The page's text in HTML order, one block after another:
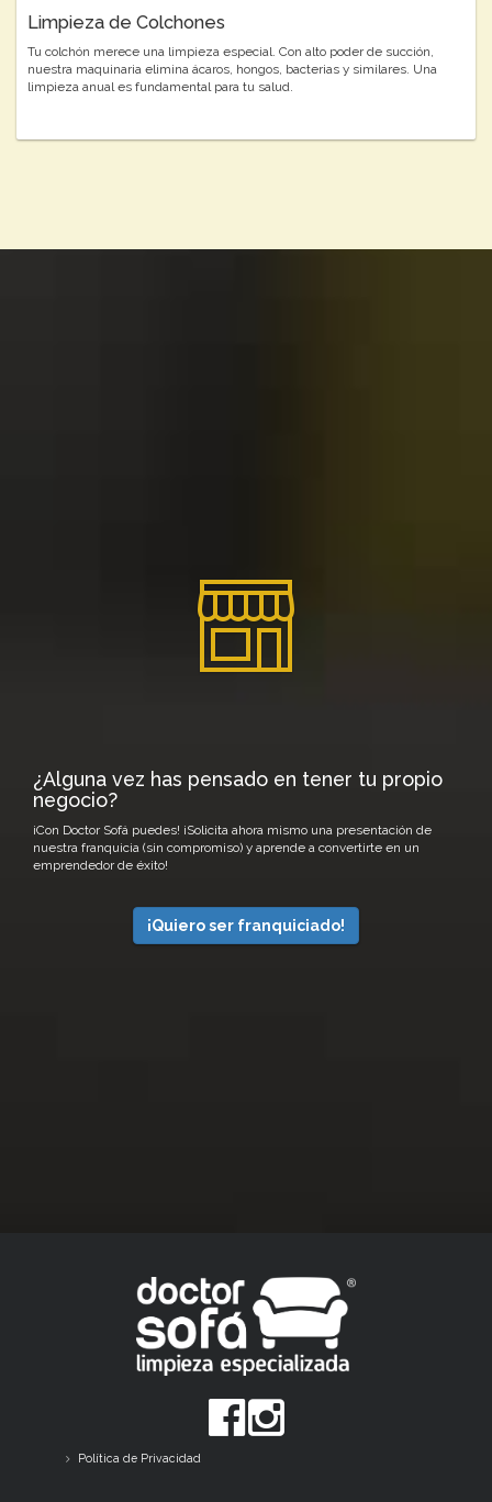
Limpieza de Colchones
Tu colchón merece una limpieza especial. Con alto poder de succión,
nuestra maquinaria elimina ácaros, hongos, bacterias y similares. Una
limpieza anual es fundamental para tu salud.
¿Alguna vez has pensado en tener tu propio
negocio?
¡Con Doctor Sofá puedes! ¡Solicita ahora mismo una presentación de
nuestra franquicia (sin compromiso) y aprende a convertirte en un
emprendedor de éxito!
¡Quiero ser franquiciado!
Política de Privacidad